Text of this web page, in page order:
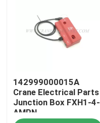
A propos de nous
Contrôle de la qualité
142999000015A
Crane Electrical Parts
Junction Box FXH1-4-
AMPN